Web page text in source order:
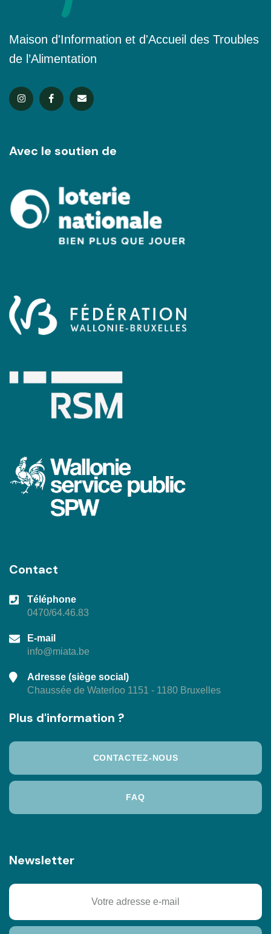
Maison d'Information et d'Accueil des Troubles
de l’Alimentation
Avec le soutien de
Contact
Téléphone
0470/64.46.83
E-mail
info@miata.be
Adresse (siège social)
Chaussée de Waterloo 1151 - 1180 Bruxelles
Plus d'information ?
CONTACTEZ-NOUS
FAQ
Newsletter